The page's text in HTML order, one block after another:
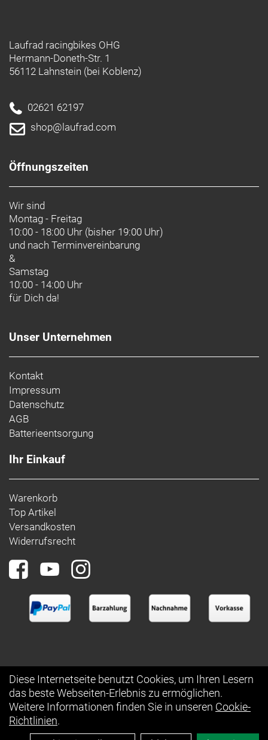
Laufrad racingbikes OHG
Hermann-Doneth-Str. 1
56112 Lahnstein (bei Koblenz)
02621 62197
shop@laufrad.com
Öffnungszeiten
Wir sind
Montag - Freitag
10:00 - 18:00 Uhr (bisher 19:00 Uhr)
und nach Terminvereinbarung
&
Samstag
10:00 - 14:00 Uhr
für Dich da!
Unser Unternehmen
Kontakt
Impressum
Datenschutz
AGB
Batterieentsorgung
Ihr Einkauf
Warenkorb
Top Artikel
Versandkosten
Widerrufsrecht
Diese Internetseite benutzt Cookies, um Ihren Lesern
das beste Webseiten-Erlebnis zu ermöglichen.
Weitere Informationen finden Sie in unseren Cookie-
Richtlinien.
Auftrag widerrufen